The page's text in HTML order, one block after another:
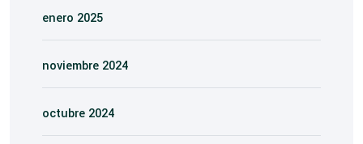
enero 2025
noviembre 2024
octubre 2024